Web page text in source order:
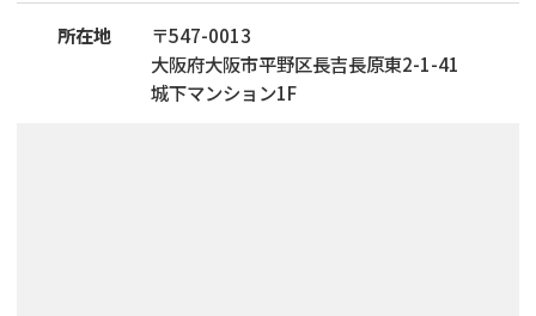
所在地 〒547-0013
大阪府大阪市平野区長吉長原東2-1-41
城下マンション1F